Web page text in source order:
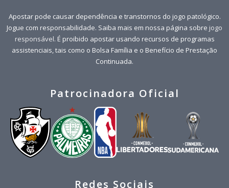
Apostar pode causar dependência e transtornos do jogo patológico.
Jogue com responsabilidade. Saiba mais em nossa página sobre jogo
responsável. É proibido apostar usando recursos de programas
assistenciais, tais como o Bolsa Família e o Benefício de Prestação
Continuada.
Patrocinadora Oficial
Redes Sociais